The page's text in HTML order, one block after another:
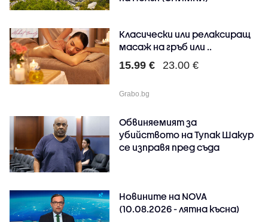
Класически или релаксиращ
масаж на гръб или ..
15.99 € 23.00 €
Grabo.bg
Обвиняемият за
убийството на Тупак Шакур
се изправя пред съда
Новините на NOVA
(10.08.2026 - лятна късна)